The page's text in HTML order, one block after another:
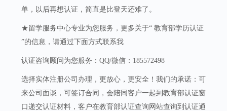
单，以后再想认证，简直是比登天还难了。
★留学服务中心专业为您服务，更多关于“ 教育部学历认证
”的信息，请通过下面方式联系我
认证咨询顾问为您服务：QQ/微信：185572498
选择实体注册公司办理，更放心，更安全！我们的承诺：可
来公司面谈，可签订合同，会陪同客户一起到教育部认证窗
口递交认证材料，客户在教育部认证查询网站查询到认证通